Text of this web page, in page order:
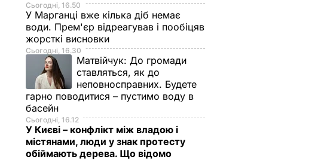
Сьогодні, 16.50
У Марганці вже кілька діб немає
води. Прем'єр відреагував і пообіцяв
жорсткі висновки
Сьогодні, 16.30
Матвійчук: До громади
ставляться, як до
неповносправних. Будете
гарно поводитися – пустимо воду в
басейн
Сьогодні, 16.12
У Києві – конфлікт між владою і
містянами, люди у знак протесту
обіймають дерева. Що відомо